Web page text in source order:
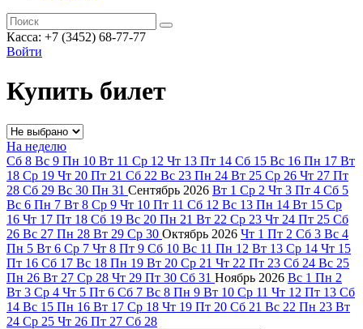
Касса: +7 (3452) 68-77-77
Войти
Купить билет
На неделю
Сб 8 Вс 9 Пн 10 Вт 11 Ср 12 Чт 13 Пт 14 Сб 15 Вс 16 Пн 17 Вт
18 Ср 19 Чт 20 Пт 21 Сб 22 Вс 23 Пн 24 Вт 25 Ср 26 Чт 27 Пт
28 Сб 29 Вс 30 Пн 31 Сентябрь 2026 Вт 1 Ср 2 Чт 3 Пт 4 Сб 5
Вс 6 Пн 7 Вт 8 Ср 9 Чт 10 Пт 11 Сб 12 Вс 13 Пн 14 Вт 15 Ср
16 Чт 17 Пт 18 Сб 19 Вс 20 Пн 21 Вт 22 Ср 23 Чт 24 Пт 25 Сб
26 Вс 27 Пн 28 Вт 29 Ср 30 Октябрь 2026 Чт 1 Пт 2 Сб 3 Вс 4
Пн 5 Вт 6 Ср 7 Чт 8 Пт 9 Сб 10 Вс 11 Пн 12 Вт 13 Ср 14 Чт 15
Пт 16 Сб 17 Вс 18 Пн 19 Вт 20 Ср 21 Чт 22 Пт 23 Сб 24 Вс 25
Пн 26 Вт 27 Ср 28 Чт 29 Пт 30 Сб 31 Ноябрь 2026 Вс 1 Пн 2
Вт 3 Ср 4 Чт 5 Пт 6 Сб 7 Вс 8 Пн 9 Вт 10 Ср 11 Чт 12 Пт 13 Сб
14 Вс 15 Пн 16 Вт 17 Ср 18 Чт 19 Пт 20 Сб 21 Вс 22 Пн 23 Вт
24 Ср 25 Чт 26 Пт 27 Сб 28